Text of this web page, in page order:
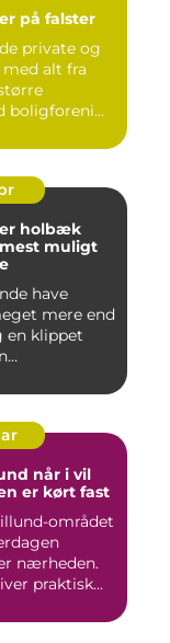
på falster
alt fra
boligforeni...
holbæk
muligt
have
mere end
en klippet
i vil
er kørt fast
området
nærheden.
praktisk...